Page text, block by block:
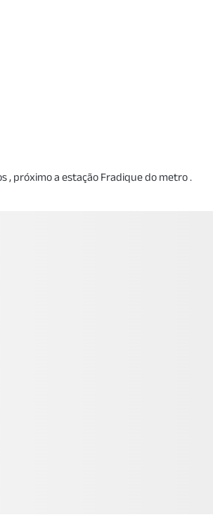
, próximo a estação Fradique do metro .